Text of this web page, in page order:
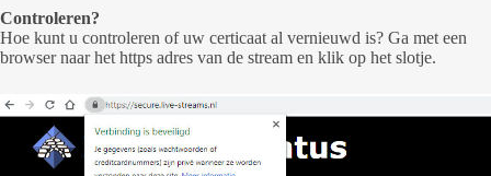
Controleren?
Hoe kunt u controleren of uw certicaat al vernieuwd is? Ga met een
browser naar het https adres van de stream en klik op het slotje.